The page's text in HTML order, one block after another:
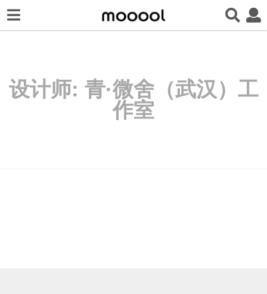
设计师: 青·微舍（武汉）工
作室